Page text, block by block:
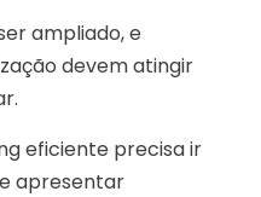
ampliado, e
devem atingir
eficiente precisa ir
apresentar